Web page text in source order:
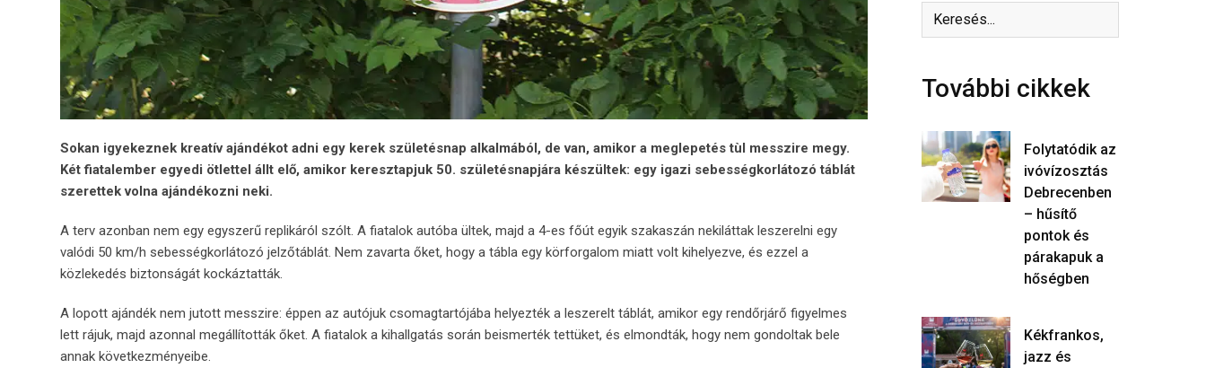
Sokan igyekeznek kreatív ajándékot adni egy kerek születésnap alkalmából, de van, amikor a meglepetés tùl messzire megy.
Két fiatalember egyedi ötlettel állt elő, amikor keresztapjuk 50. születésnapjára készültek: egy igazi sebességkorlátozó táblát
szerettek volna ajándékozni neki.
A terv azonban nem egy egyszerű replikáról szólt. A fiatalok autóba ültek, majd a 4-es főút egyik szakaszán nekiláttak leszerelni egy
valódi 50 km/h sebességkorlátozó jelzőtáblát. Nem zavarta őket, hogy a tábla egy körforgalom miatt volt kihelyezve, és ezzel a
közlekedés biztonságát kockáztatták.
A lopott ajándék nem jutott messzire: éppen az autójuk csomagtartójába helyezték a leszerelt táblát, amikor egy rendőrjárő figyelmes
lett rájuk, majd azonnal megállították őket. A fiatalok a kihallgatás során beismerték tettüket, és elmondták, hogy nem gondoltak bele
annak következményeibe.
További cikkek
Folytatódik az
ivóvízosztás
Debrecenben
– hűsítő
pontok és
párakapuk a
hőségben
Kékfrankos,
jazz és